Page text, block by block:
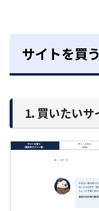
サイトを買
1. 買いたいサ